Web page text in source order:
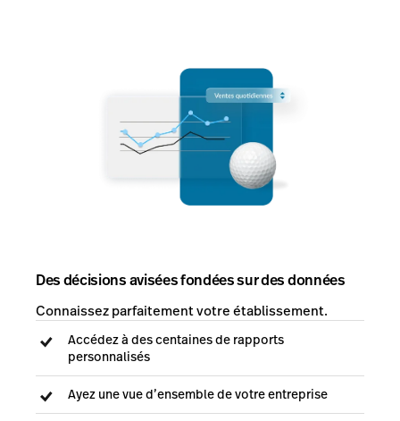
Des décisions avisées fondées sur des données
Connaissez parfaitement votre établissement.
Accédez à des centaines de rapports
personnalisés
Ayez une vue d’ensemble de votre entreprise